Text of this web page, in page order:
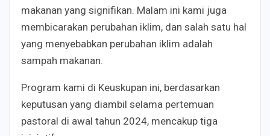
makanan yang signifikan. Malam ini kami juga
membicarakan perubahan iklim, dan salah satu hal
yang menyebabkan perubahan iklim adalah
sampah makanan.
Program kami di Keuskupan ini, berdasarkan
keputusan yang diambil selama pertemuan
pastoral di awal tahun 2024, mencakup tiga